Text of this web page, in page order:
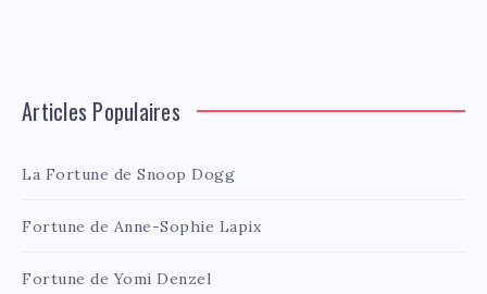
Articles Populaires
La Fortune de Snoop Dogg
Fortune de Anne-Sophie Lapix
Fortune de Yomi Denzel